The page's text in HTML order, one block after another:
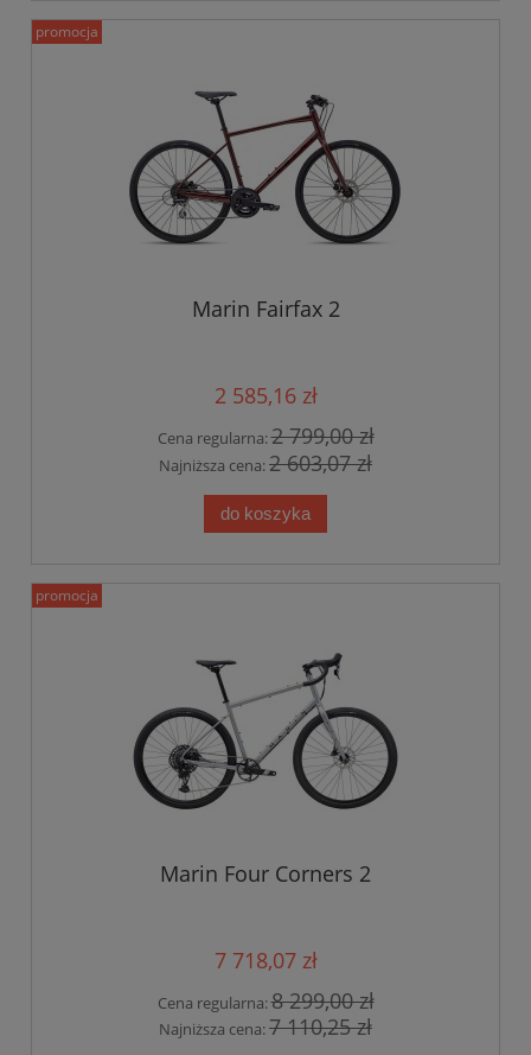
Marin Fairfax 2
2 585,16 zł
Cena regularna:2 799,00 zł
Najniższa cena:2 603,07 zł
do koszyka
promocja
Marin Four Corners 2
7 718,07 zł
Cena regularna:8 299,00 zł
Najniższa cena:7 110,25 zł
promocja